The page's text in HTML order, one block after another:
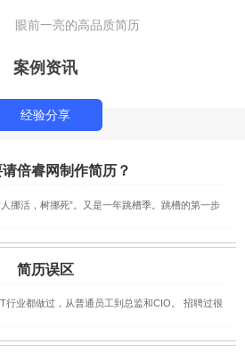
眼前一亮的高品质简历
案例资讯
经验分享
倍睿网制作简历？
挪活，树挪死”。又是一年跳槽季。跳槽的第一步
简历误区
行业都做过，从普通员工到总监和CIO。 招聘过很